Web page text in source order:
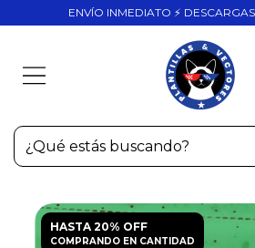
ENVÍO INMEDIATO ⚡
HASTA 20% OFF
COMPRANDO EN CANTIDAD